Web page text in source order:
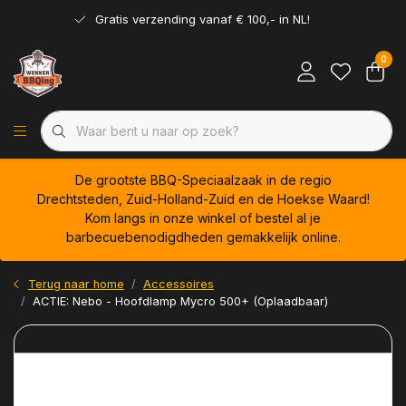
Gratis verzending vanaf € 100,- in NL!
0
De grootste BBQ-Speciaalzaak in de regio
Drechtsteden, Zuid-Holland-Zuid en de Hoekse Waard!
Kom langs in onze winkel of bestel al je
barbecuebenodigdheden gemakkelijk online.
Terug naar home
Accessoires
ACTIE: Nebo - Hoofdlamp Mycro 500+ (Oplaadbaar)